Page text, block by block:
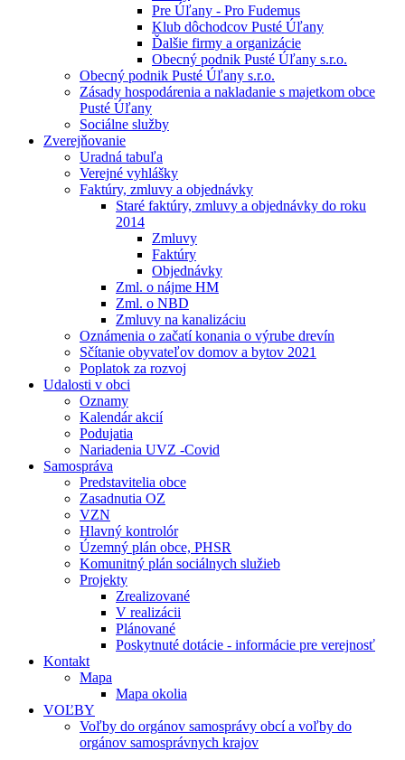
Pre Úľany - Pro Fudemus
Klub dôchodcov Pusté Úľany
Ďalšie firmy a organizácie
Obecný podnik Pusté Úľany s.r.o.
Obecný podnik Pusté Úľany s.r.o.
Zásady hospodárenia a nakladanie s majetkom obce
Pusté Úľany
Sociálne služby
Zverejňovanie
Uradná tabuľa
Verejné vyhlášky
Faktúry, zmluvy a objednávky
Staré faktúry, zmluvy a objednávky do roku
2014
Zmluvy
Faktúry
Objednávky
Zml. o nájme HM
Zml. o NBD
Zmluvy na kanalizáciu
Oznámenia o začatí konania o výrube drevín
Sčítanie obyvateľov domov a bytov 2021
Poplatok za rozvoj
Udalosti v obci
Oznamy
Kalendár akcií
Podujatia
Nariadenia UVZ -Covid
Samospráva
Predstavitelia obce
Zasadnutia OZ
VZN
Hlavný kontrolór
Územný plán obce, PHSR
Komunitný plán sociálnych služieb
Projekty
Zrealizované
V realizácii
Plánované
Poskytnuté dotácie - informácie pre verejnosť
Kontakt
Mapa
Mapa okolia
VOĽBY
Voľby do orgánov samosprávy obcí a voľby do
orgánov samosprávnych krajov